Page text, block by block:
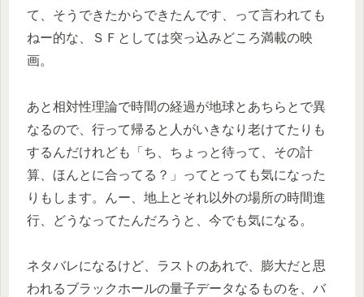
て、そうできたからできたんです、って言われても
ねー的な、ＳＦとしては突っ込みどころ満載の映
画。
あと相対性理論で時間の経過が地球とあちらとで異
なるので、行って帰ると人がいきなり老けてたりも
するんだけれども「ち、ちょっと待って、その計
算、ほんとに合ってる？」ってとっても気になった
りもします。んー、地上とそれ以外の場所の時間進
行、どうなってたんだろうと、今でも気になる。
ネタバレになるけど、ラストのあれで、膨大だと思
われるブラックホールの量子データなるものを、バ